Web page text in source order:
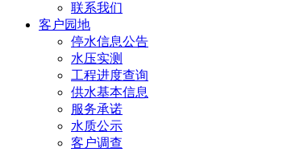
联系我们
客户园地
停水信息公告
水压实测
工程进度查询
供水基本信息
服务承诺
水质公示
客户调查